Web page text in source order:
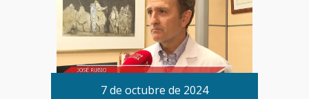
7 de octubre de 2024